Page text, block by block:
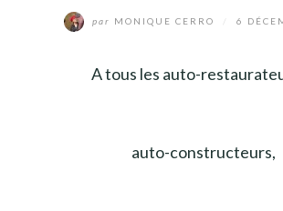
par MONIQUE CERRO 6
A tous les auto-
auto-constructeurs,